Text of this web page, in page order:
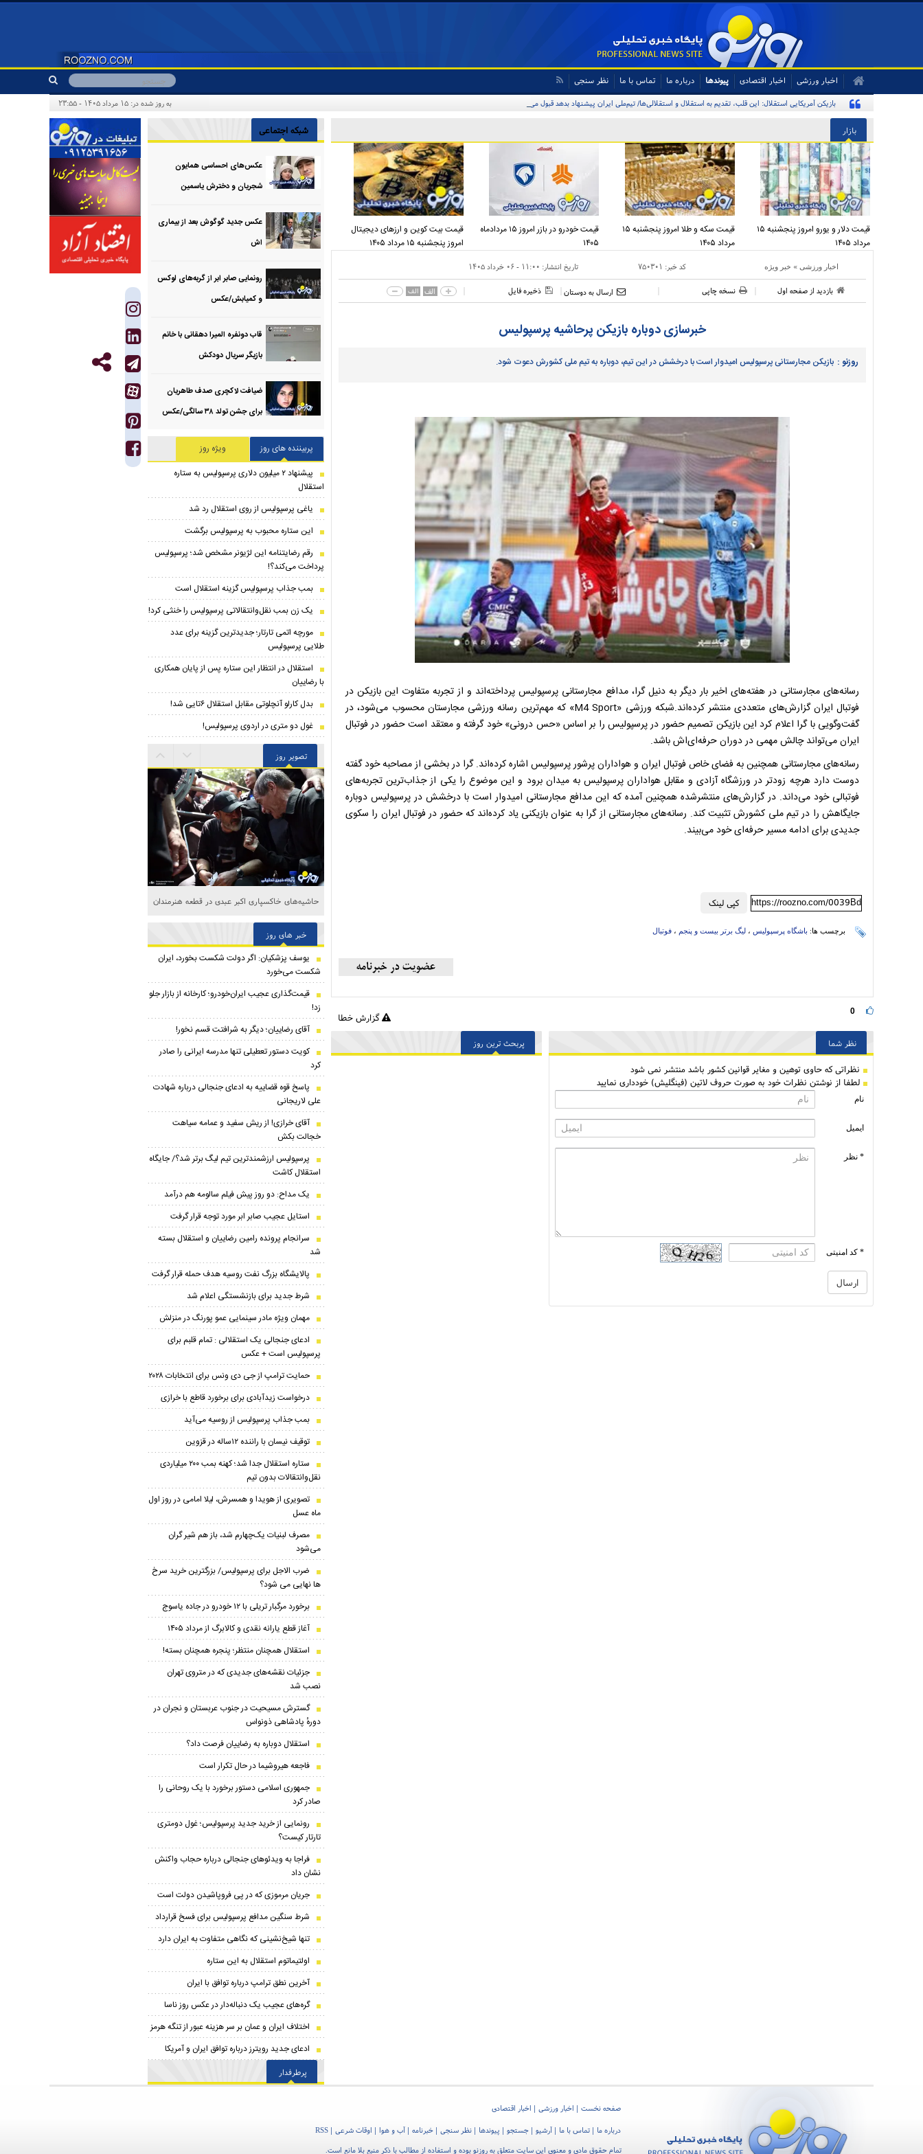
اخبار ورزشی اخبار اقتصادی پیوندها درباره ما تماس با ما نظر سنجی
بازیکن آمریکایی استقلال: این قلب، تقدیم به استقلال و استقلالی‌ها/ تیم‌ملی ایران پیشنهاد بدهد قبول می‌کنم به روز شده در: ۱۵ مرداد ۱۴۰۵ - ۲۳:۵۵
بازار
قیمت دلار و یورو امروز پنجشنبه ۱۵
مرداد ۱۴۰۵
قیمت سکه و طلا امروز پنجشنبه ۱۵
مرداد ۱۴۰۵
قیمت خودرو در بازر امروز ۱۵ مردادماه
۱۴۰۵
قیمت بیت کوین و ارز‌های دیجیتال
امروز پنجشنبه ۱۵ مرداد ۱۴۰۵
اخبار ورزشی » خبر ویژه کد خبر: ۷۵۰۳۰۱ تاریخ انتشار: ۱۱:۰۰ - ۰۶ خرداد ۱۴۰۵
بازدید از صفحه اول نسخه چاپی ارسال به دوستان ذخیره فایل الف الف
خبرسازی دوباره بازیکن پرحاشیه پرسپولیس
روزنو : بازیکن مجارستانی پرسپولیس امیدوار است با درخشش در این تیم، دوباره به تیم ملی کشورش دعوت شود.
رسانه‌های مجارستانی در هفته‌های اخیر بار دیگر به دنیل گرا، مدافع مجارستانی پرسپولیس پرداخته‌اند و از تجربه متفاوت این بازیکن در
فوتبال ایران گزارش‌های متعددی منتشر کرده‌اند.
شبکه ورزشی «M4 Sport» که مهم‌ترین رسانه ورزشی مجارستان محسوب می‌شود، در
گفت‌وگویی با گرا اعلام کرد این بازیکن تصمیم حضور در پرسپولیس را بر اساس «حس درونی» خود گرفته و معتقد است حضور در فوتبال
ایران می‌تواند چالش مهمی در دوران حرفه‌ای‌اش باشد.
رسانه‌های مجارستانی همچنین به فضای خاص فوتبال ایران و هواداران پرشور پرسپولیس اشاره کرده‌اند. گرا در بخشی از مصاحبه خود گفته
دوست دارد هرچه زودتر در ورزشگاه آزادی و مقابل هواداران پرسپولیس به میدان برود و این موضوع را یکی از جذاب‌ترین تجربه‌های
فوتبالی خود می‌داند. در گزارش‌های منتشرشده همچنین آمده که این مدافع مجارستانی امیدوار است با درخشش در پرسپولیس دوباره
جایگاهش را در تیم ملی کشورش تثبیت کند. رسانه‌های مجارستانی از گرا به عنوان بازیکنی یاد کرده‌اند که حضور در فوتبال ایران را سکوی
جدیدی برای ادامه مسیر حرفه‌ای خود می‌بیند.
کپی لینک https://roozno.com/0039Bd
برچسب ها: باشگاه پرسپولیس ، لیگ برتر بیست و پنجم ، فوتبال
0 گزارش خطا
نظر شما
نظراتی كه حاوی توهین و مغایر قوانین کشور باشد منتشر نمی شود
لطفا از نوشتن نظرات خود به صورت حروف لاتین (فینگلیش) خودداری نمایید
نام
ایمیل
* نظر
* کد امنیتی
پربحث ترین روز
شبکه اجتماعی
عکس‌های احساسی همایون
شجریان و دخترش یاسمین
عکس جدید گوگوش بعد از بیماری
اش
رونمایی صابر ابر از گربه‌های لوکس
و کمیابش/عکس
قاب دونفره المیرا دهقانی با خانم
بازیگر سریال دودکش
ضیافت لاکچری صدف طاهریان
برای جشن تولد ۳۸ سالگی‌/عکس
پربیننده های روز
ویژه روز
پیشنهاد ۲ میلیون دلاری پرسپولیس به ستاره
استقلال
یاغی پرسپولیس از روی استقلال رد شد
این ستاره محبوب به پرسپولیس برگشت
رقم رضایتنامه این لژیونر مشخص شد؛ پرسپولیس
پرداخت می‌کند؟!
بمب جذاب پرسپولیس گزینه استقلال است
یک زن بمب نقل‌وانتقالاتی پرسپولیس را خنثی کرد!
مورچه اتمی تارتار؛ جدیدترین گزینه برای عدد
طلایی پرسپولیس
استقلال در انتظار این ستاره پس از پایان همکاری
با رضاییان
بدل کارلو آنچلوتی مقابل استقلال ۶تایی شد!
غول دو متری در اردوی پرسپولیس!
تصویر روز
حاشیه‌های خاکسپاری اکبر عبدی در قطعه هنرمندان
خبر های روز
یوسف پزشکیان: اگر دولت شکست بخورد، ایران
شکست می‌خورد
قیمت‌گذاری عجیب ایران‌خودرو؛ کارخانه از بازار جلو
زد!
آقای رضاییان؛ دیگر به شرافتت قسم نخور!
کویت دستور تعطیلی تنها مدرسه ایرانی را صادر
کرد
پاسخ قوه قضاییه به ادعای جنجالی درباره شهادت
علی لاریجانی
آقای خرازی! از ریش سفید و عمامه سیاهت
خجالت بکش
پرسپولیس ارزشمندترین تیم لیگ برتر شد؟/ جایگاه
استقلال کاشت
یک مداح: دو روز پیش فیلم سالومه هم درآمد
استایل عجیب صابر ابر مورد توجه قرار گرفت
سرانجام پرونده رامین رضاییان و استقلال بسته
شد
پالایشگاه بزرگ نفت روسیه هدف حمله قرار گرفت
شرط جدید برای بازنشستگی اعلام شد
مهمان ویژه مادر سینمایی عمو پورنگ در منزلش
ادعای جنجالی یک استقلالی : تمام قلبم برای
پرسپولیس است + عکس
حمایت ترامپ از جی دی ونس برای انتخابات ۲۰۲۸
درخواست زیدآبادی برای برخورد قاطع با خرازی
بمب جذاب پرسپولیس از روسیه می‌آید
توقیف نیسان با راننده ۱۲ساله در قزوین
ستاره استقلال جدا شد؛ کهنه بمب ۲۰۰ میلیاردی
نقل‌وانتقالات بدون تیم
تصویری از هویدا و همسرش، لیلا امامی در روز اول
ماه عسل
مصرف لبنیات یک‌چهارم شد، باز هم شیر گران
می‌شود
ضرب الاجل برای پرسپولیس/ بزرگترین خرید سرخ
ها نهایی می شود؟
برخورد مرگبار تریلی با ۱۲ خودرو در جاده یاسوج
آغاز قطع یارانه نقدی و کالابرگ از مرداد ۱۴۰۵
استقلال همچنان منتظر؛ پنجره همچنان بسته!
جزئیات نقشه‌های جدیدی که در متروی تهران
نصب شد
گسترش مسیحیت در جنوب عربستان و نجران در
دورهٔ پادشاهی ذونواس
استقلال دوباره به رضاییان فرصت داد؟
فاجعه هیروشیما در حال تکرار است
جمهوری اسلامی دستور برخورد با یک روحانی را
صادر کرد
رونمایی از خرید جدید پرسپولیس؛ غول دومتری
تارتار کیست؟
فراجا به ویدئوهای جنجالی درباره حجاب واکنش
نشان داد
جریان مرموزی که در پی فروپاشیدن دولت است
شرط سنگین مدافع پرسپولیس برای فسخ قرارداد
تنها شیخ‌نشینی که نگاهی متفاوت به ایران دارد
اولتیماتوم استقلال به این ستاره
آخرین نطق ترامپ درباره توافق با ایران
گره‌های عجیب یک دنباله‌دار در عکس روز ناسا
اختلاف ایران و عمان بر سر هزینه عبور از تنگه هرمز
ادعای جدید رویترز درباره توافق ایران و آمریکا
پرطرفدار
صفحه نخست اخبار ورزشی
اخبار اقتصادی
درباره ما
تماس با ما آرشیو جستجو پیوندها نظر سنجی خبرنامه آب و هوا اوقات شرعی
RSS
تمام حقوق مادی و معنوی این سایت متعلق به روزنو بوده و استفاده از مطالب با ذکر منبع بلا مانع است.